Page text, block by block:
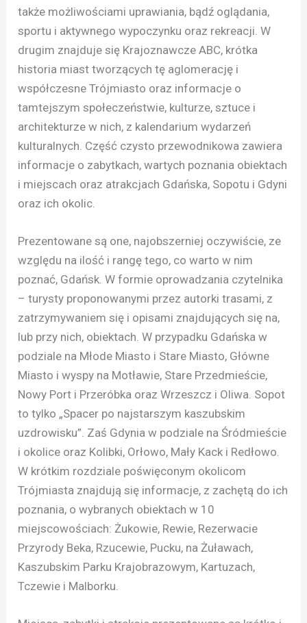
także możliwościami uprawiania, bądź oglądania,
sportu i aktywnego wypoczynku oraz rekreacji. W
drugim znajduje się Krajoznawcze ABC, krótka
historia miast tworzących tę aglomerację i
współczesne Trójmiasto oraz informacje o
tamtejszym społeczeństwie, kulturze, sztuce i
architekturze w nich, z kalendarium wydarzeń
kulturalnych. Część czysto przewodnikowa zawiera
informacje o zabytkach, wartych poznania obiektach
i miejscach oraz atrakcjach Gdańska, Sopotu i Gdyni
oraz ich okolic.
Prezentowane są one, najobszerniej oczywiście, ze
względu na ilość i rangę tego, co warto w nim
poznać, Gdańsk. W formie oprowadzania czytelnika
– turysty proponowanymi przez autorki trasami, z
zatrzymywaniem się i opisami znajdujących się na,
lub przy nich, obiektach. W przypadku Gdańska w
podziale na Młode Miasto i Stare Miasto, Główne
Miasto i wyspy na Motławie, Stare Przedmieście,
Nowy Port i Przeróbka oraz Wrzeszcz i Oliwa. Sopot
to tylko „Spacer po najstarszym kaszubskim
uzdrowisku”. Zaś Gdynia w podziale na Śródmieście
i okolice oraz Kolibki, Orłowo, Mały Kack i Redłowo.
W krótkim rozdziale poświęconym okolicom
Trójmiasta znajdują się informacje, z zachętą do ich
poznania, o wybranych obiektach w 10
miejscowościach: Żukowie, Rewie, Rezerwacie
Przyrody Beka, Rzucewie, Pucku, na Żuławach,
Kaszubskim Parku Krajobrazowym, Kartuzach,
Tczewie i Malborku.